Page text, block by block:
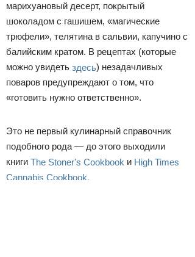
марихуановый десерт, покрытый
шоколадом с гашишем, «магические
трюфели», телятина в сальвии, капучино с
балийским кратом. В рецептах (которые
можно увидеть здесь) незадачливых
поваров предупреждают о том, что
«готовить нужно ответственно».
Это не первый кулинарный справочник
подобного рода — до этого выходили
книги The Stoner's Cookbook и High Times
Cannabis Cookbook.